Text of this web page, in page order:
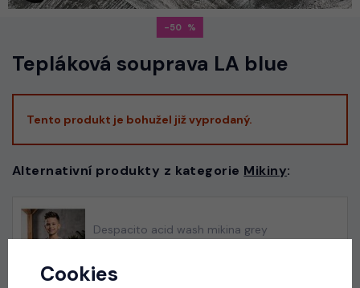
-50
Tepláková souprava LA blue
Tento produkt je bohužel již vyprodaný.
Alternativní produkty z kategorie Mikiny:
Despacito acid wash mikina grey
345 Kč
Cookies